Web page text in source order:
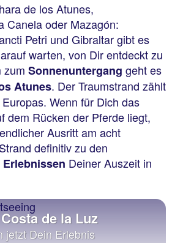
de los Atunes,
Canela oder Mazagón:
Petri und Gibraltar gibt es
warten, von Dir entdeckt zu
zum Sonnenuntergang geht es
Atunes. Der Traumstrand zählt
Wenn für Dich das
dem Rücken der Pferde liegt,
Ausritt am acht
definitiv zu den
Deiner Auszeit in
de la Luz
jetzt Dein Erlebnis